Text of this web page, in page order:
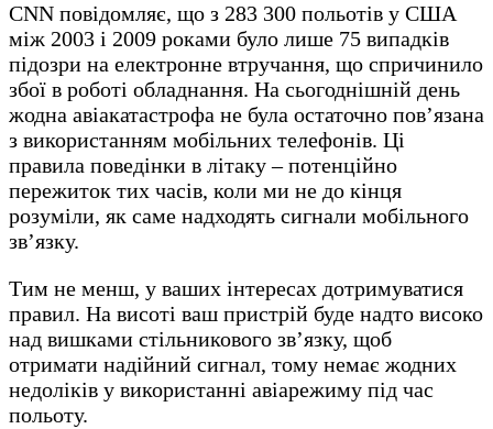
CNN повідомляє, що з 283 300 польотів у США
між 2003 і 2009 роками було лише 75 випадків
підозри на електронне втручання, що спричинило
збої в роботі обладнання. На сьогоднішній день
жодна авіакатастрофа не була остаточно пов’язана
з використанням мобільних телефонів. Ці
правила поведінки в літаку – потенційно
пережиток тих часів, коли ми не до кінця
розуміли, як саме надходять сигнали мобільного
зв’язку.
Тим не менш, у ваших інтересах дотримуватися
правил. На висоті ваш пристрій буде надто високо
над вишками стільникового зв’язку, щоб
отримати надійний сигнал, тому немає жодних
недоліків у використанні авіарежиму під час
польоту.